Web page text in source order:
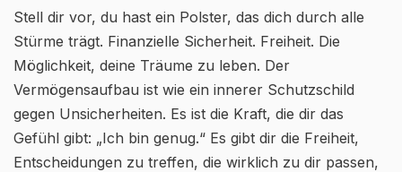
Stell dir vor, du hast ein Polster, das dich durch alle
Stürme trägt. Finanzielle Sicherheit. Freiheit. Die
Möglichkeit, deine Träume zu leben. Der
Vermögensaufbau ist wie ein innerer Schutzschild
gegen Unsicherheiten. Es ist die Kraft, die dir das
Gefühl gibt: „Ich bin genug.“ Es gibt dir die Freiheit,
Entscheidungen zu treffen, die wirklich zu dir passen,